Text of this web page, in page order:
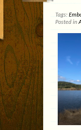
Tags:
Posted in